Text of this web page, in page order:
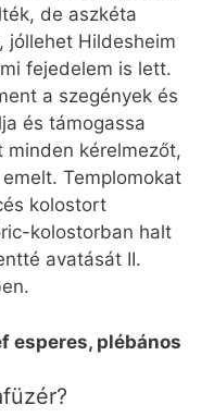
de aszkéta
jóllehet Hildesheim
fejedelem is lett.
a szegények és
és támogassa
kérelmezőt,
Templomokat
kolostort
kolostorban halt
avatását II.
esperes, plébános